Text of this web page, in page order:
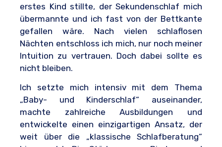
erstes Kind stillte, der Sekundenschlaf mich
übermannte und ich fast von der Bettkante
gefallen wäre. Nach vielen schlaflosen
Nächten entschloss ich mich, nur noch meiner
Intuition zu vertrauen. Doch dabei sollte es
nicht bleiben.
Ich setzte mich intensiv mit dem Thema
„Baby- und Kinderschlaf“ auseinander,
machte zahlreiche Ausbildungen und
entwickelte einen einzigartigen Ansatz, der
weit über die „klassische Schlafberatung“